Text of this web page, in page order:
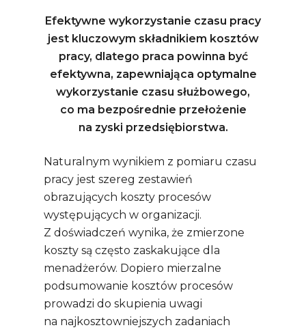
Efektywne wykorzystanie czasu pracy
jest kluczowym składnikiem kosztów
pracy, dlatego praca powinna być
efektywna, zapewniająca optymalne
wykorzystanie czasu służbowego,
co ma bezpośrednie przełożenie
na zyski przedsiębiorstwa.
Naturalnym wynikiem z pomiaru czasu
pracy jest szereg zestawień
obrazujących koszty procesów
występujących w organizacji.
Z doświadczeń wynika, że zmierzone
koszty są często zaskakujące dla
menadżerów. Dopiero mierzalne
podsumowanie kosztów procesów
prowadzi do skupienia uwagi
na najkosztowniejszych zadaniach